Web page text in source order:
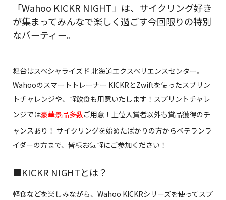
「Wahoo KICKR NIGHT」は、サイクリング好き
が集まってみんなで楽しく過ごす今回限りの特別
なパーティー。
舞台はスペシャライズド 北海道エクスペリエンスセンター。
Wahooのスマートトレーナー KICKRとZwiftを使ったスプリン
トチャレンジや、軽飲食も用意いたします！スプリントチャレ
ンジでは豪華景品多数ご用意！上位入賞者以外も賞品獲得のチ
ャンスあり！ サイクリングを始めたばかりの方からベテランラ
イダーの方まで、皆様お気軽にご参加ください！
■KICKR NIGHTとは？
軽食などを楽しみながら、Wahoo KICKRシリーズを使ってスプ